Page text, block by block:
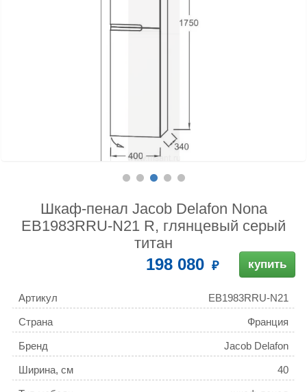
Шкаф-пенал Jacob Delafon Nona
EB1983RRU-N21 R, глянцевый серый
титан
198 080 купить
Артикул EB1983RRU-N21
Страна Франция
Бренд Jacob Delafon
Ширина, см 40